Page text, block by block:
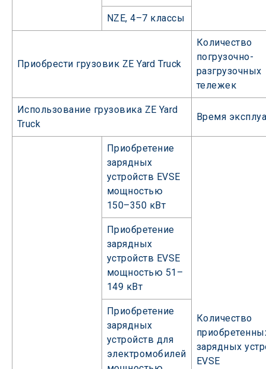
NZE, 4–7 классы
Приобрести грузовик ZE Yard Truck
Количество
погрузочно-
разгрузочных
тележек
Использование грузовика ZE Yard
Truck
Время
Приобретение
зарядных
устройств EVSE
мощностью
150–350 кВт
Количество
зарядных
EVSE
Приобретение
зарядных
устройств EVSE
мощностью 51–
149 кВт
Приобретение
зарядных
устройств для
электромобилей